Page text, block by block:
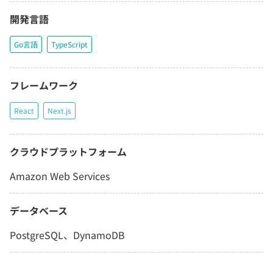
開発言語
Go言語 TypeScript
フレームワーク
React Next.js
クラウドプラットフォーム
Amazon Web Services
データベース
PostgreSQL、DynamoDB